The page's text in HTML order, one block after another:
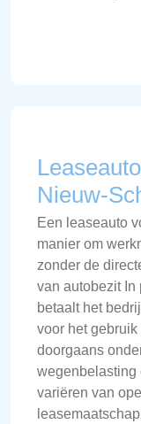
Nieuw-
Een leaseauto
manier om
zonder de
van autobezit In
betaalt het
voor het
doorgaans
wegenbelasting
variëren van